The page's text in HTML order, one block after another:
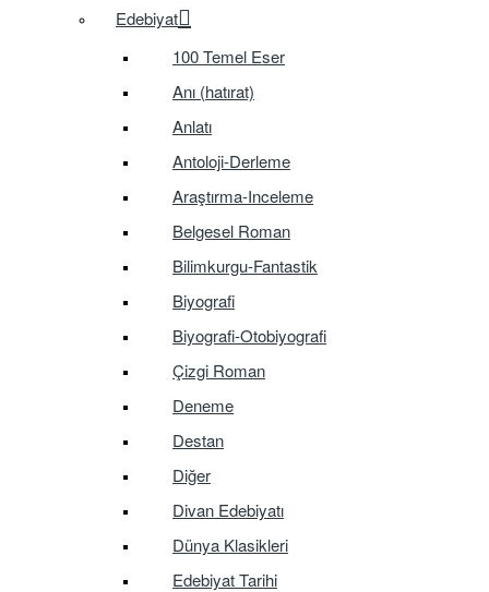
Edebiyat
100 Temel Eser
Anı (hatırat)
Anlatı
Antoloji-Derleme
Araştırma-Inceleme
Belgesel Roman
Bilimkurgu-Fantastik
Biyografi
Biyografi-Otobiyografi
Çizgi Roman
Deneme
Destan
Diğer
Divan Edebiyatı
Dünya Klasikleri
Edebiyat Tarihi